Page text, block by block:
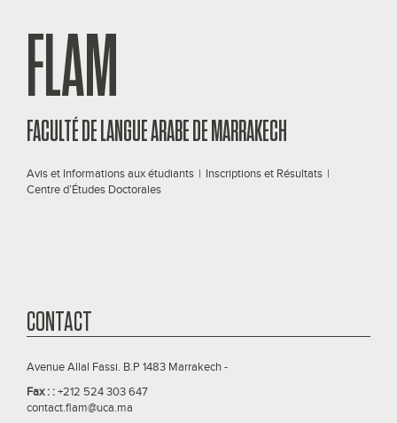
FLAM
FACULTÉ DE LANGUE ARABE DE MARRAKECH
Avis et Informations aux étudiants | Inscriptions et Résultats |
Centre d’Études Doctorales
CONTACT
Avenue Allal Fassi. B.P 1483 Marrakech -
Fax : :+212 524 303 647
contact.flam@uca.ma